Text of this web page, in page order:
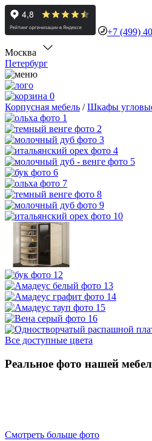
+7 (499)
Москва
Петербург
0
Корпусная мебель /Шкафы
Все доступные цвета
Реальное фото нашей
Смотреть больше фото